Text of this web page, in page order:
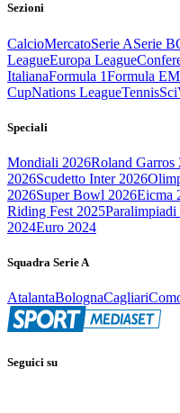
Sezioni
CalcioMercatoSerie ASerie B
LeagueEuropa League
ItalianaFormula 1Formula E
CupNations LeagueTennisSci
Speciali
Mondiali 2026Roland Garros
2026Scudetto Inter 2026
2026Super Bowl 2026Eicma
Riding Fest 2025
2024Euro 2024
Squadra Serie A
AtalantaBolognaCagliari
Seguici su